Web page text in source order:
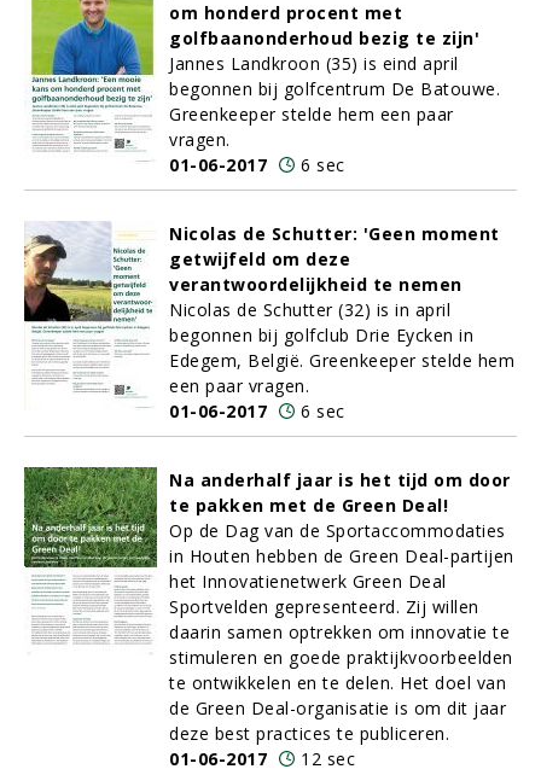
om honderd procent met
golfbaanonderhoud bezig te zijn'
Jannes Landkroon (35) is eind april
begonnen bij golfcentrum De Batouwe.
Greenkeeper stelde hem een paar
vragen.
01-06-2017
6 sec
Nicolas de Schutter: 'Geen moment
getwijfeld om deze
verantwoordelijkheid te nemen
Nicolas de Schutter (32) is in april
begonnen bij golfclub Drie Eycken in
Edegem, België. Greenkeeper stelde hem
een paar vragen.
01-06-2017
6 sec
Na anderhalf jaar is het tijd om door
te pakken met de Green Deal!
Op de Dag van de Sportaccommodaties
in Houten hebben de Green Deal-partijen
het Innovatienetwerk Green Deal
Sportvelden gepresenteerd. Zij willen
daarin samen optrekken om innovatie te
stimuleren en goede praktijkvoorbeelden
te ontwikkelen en te delen. Het doel van
de Green Deal-organisatie is om dit jaar
deze best practices te publiceren.
01-06-2017
12 sec